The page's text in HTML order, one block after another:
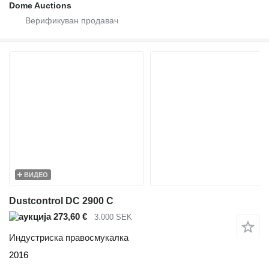
Dome Auctions
ВИДЕО
Dustcontrol DC 2900 C
273,60 €
3.000 SEK
Индустриска правосмукалка
2016